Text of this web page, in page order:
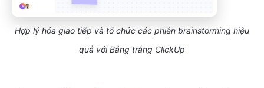
Hợp lý hóa giao tiếp và tổ chức các phiên brainstorming hiệu
quả với Bảng trắng ClickUp